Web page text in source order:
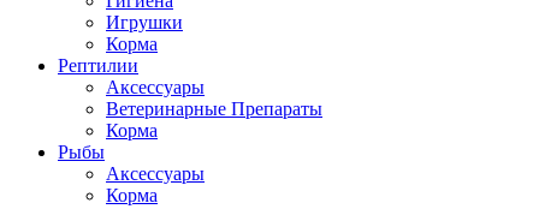
Игрушки
Корма
Рептилии
Аксессуары
Ветеринарные Препараты
Корма
Рыбы
Аксессуары
Корма